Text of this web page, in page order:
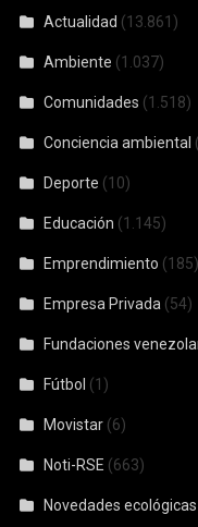
Actualidad (13.861)
Ambiente (1.037)
Comunidades (1.518)
Conciencia ambiental
Deporte (10)
Educación (1.145)
Emprendimiento (185)
Empresa Privada (54)
Fundaciones
Fútbol (1)
Movistar (6)
Noti-RSE (663)
Novedades ecológicas